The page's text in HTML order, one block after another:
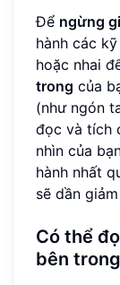
Để ngừng
hành các
hoặc nhai
trong của
(như ngón
đọc và tích
nhìn của
hành nhất
sẽ dần
Có thể
bên